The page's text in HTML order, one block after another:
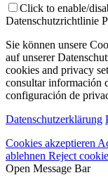
Click to enable/
Datenschutzrichtlinie
Sie können unsere
auf unserer
cookies and privacy
consultar información
configuración de
Datenschutzerklärung
Cookies akzeptieren
ablehnen Reject
Open Message Bar